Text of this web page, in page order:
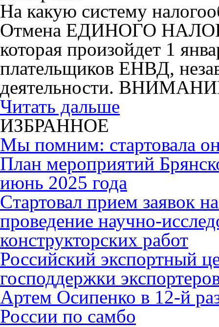
На какую систему
Отмена ЕДИНОГО
которая произойдет 1
плательщиков ЕНВД,
деятельности.
Читать дальше
ИЗБРАННОЕ
Мы помним: стартовала
План мероприятий
июнь 2025 года
Cтартовал прием заявок
проведение научно-
конструкторских работ
Российский экспортный
господдержки
Артем Осипенко в 12-й
России по самбо